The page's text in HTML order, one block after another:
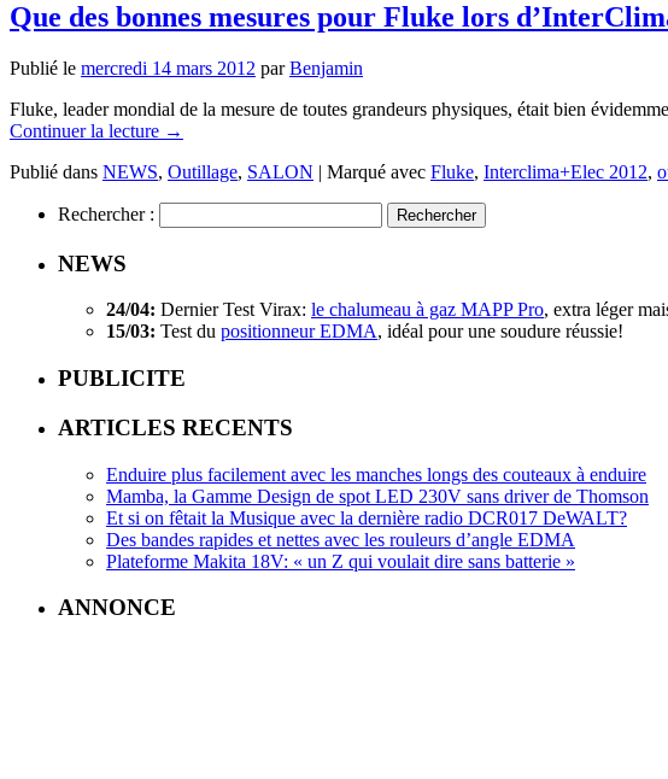
Que des bonnes mesures pour Fluke lors
Publié le mercredi 14 mars 2012 par Benjamin
Fluke, leader mondial de la mesure de toutes grandeurs physiques, était bien
Continuer la lecture →
Publié dans NEWS, Outillage, SALON | Marqué avec Fluke, Interclima+Elec 2012,
Rechercher :
NEWS
24/04: Dernier Test Virax: le chalumeau à gaz MAPP Pro, extra léger
15/03: Test du positionneur EDMA, idéal pour une soudure réussie!
PUBLICITE
ARTICLES RECENTS
Enduire plus facilement avec les manches longs des couteaux à enduire
Mamba, la Gamme Design de spot LED 230V sans driver de Thomson
Et si on fêtait la Musique avec la dernière radio DCR017 DeWALT?
Des bandes rapides et nettes avec les rouleurs d’angle EDMA
Plateforme Makita 18V: « un Z qui voulait dire sans batterie »
ANNONCE